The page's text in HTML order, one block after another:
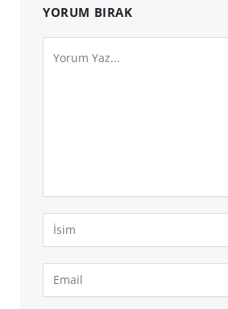
YORUM BIRAK